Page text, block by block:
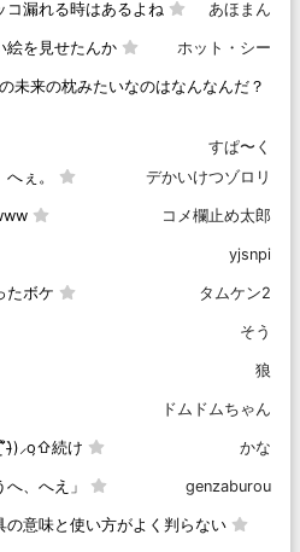
コ漏れる時はあるよね あほまん
絵を見せたんか ホット・シー
未来の枕みたいなのはなんなんだ？
すぱ〜く
ぇ。
デかいけつゾロリ
コメ欄止め太郎
yjsnpi
たボケ タムケン2
そう
狼
ドムドムちゃん
̆͒)̵̵̀)⸝o̗⇧続け かな
、へえ」 genzaburou
の意味と使い方がよく判らない